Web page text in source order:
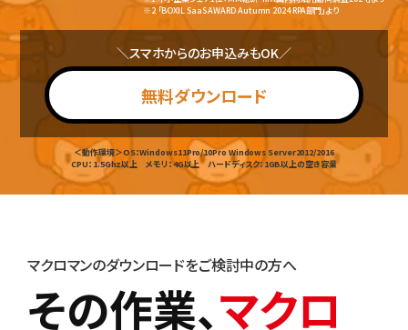
※2 「BOXIL SaaS AWARD Autumn 2024 RPA部門」より
＼スマホからのお申込みもOK／
無料ダウンロード
＜動作環境＞OS：Windows11Pro/10Pro Windows Server2012/2016
CPU：1.5Ghz以上 メモリ：4G以上 ハードディスク：1GB以上の空き容量
マクロマンのダウンロードをご検討中の方へ
その作業、マクロ